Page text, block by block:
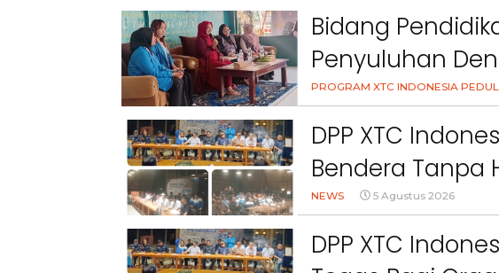
Bidang
Penyuluhan
Peran Orang
Kesehatan
PROGRAM XTC INDONESIA
DPP XTC
Bendera Tanpa
NEWS 5 Agustus 2026
DPP XTC